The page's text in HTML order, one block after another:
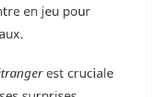
en jeu pour
est cruciale